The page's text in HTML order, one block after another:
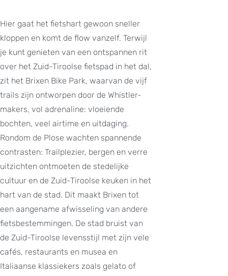
Hier gaat het fietshart gewoon sneller
kloppen en komt de flow vanzelf. Terwijl
je kunt genieten van een ontspannen rit
over het Zuid-Tiroolse fietspad in het dal,
zit het Brixen Bike Park, waarvan de vijf
trails zijn ontworpen door de Whistler-
makers, vol adrenaline: vloeiende
bochten, veel airtime en uitdaging.
Rondom de Plose wachten spannende
contrasten: Trailplezier, bergen en verre
uitzichten ontmoeten de stedelijke
cultuur en de Zuid-Tiroolse keuken in het
hart van de stad. Dit maakt Brixen tot
een aangename afwisseling van andere
fietsbestemmingen. De stad bruist van
de Zuid-Tiroolse levensstijl met zijn vele
cafés, restaurants en musea en
Italiaanse klassiekers zoals gelato of